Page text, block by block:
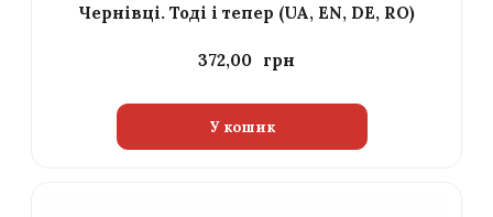
Чернівці. Тоді і тепер (UA, EN, DE, RO)
372,00
У кошик